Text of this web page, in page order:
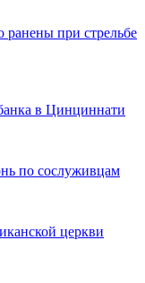
при стрельбе
в Цинциннати
по сослуживцам
церкви